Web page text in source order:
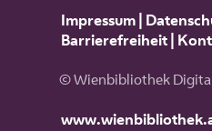
Impressum|
Barrierefreiheit|
© Wienbibliothek